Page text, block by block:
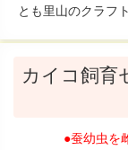
とも里山のクラフ
カイコ飼育
●蚕幼虫を